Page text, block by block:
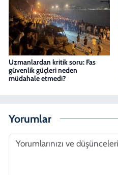
Uzmanlardan kritik soru: Fas
güvenlik güçleri neden
müdahale etmedi?
Yorumlar